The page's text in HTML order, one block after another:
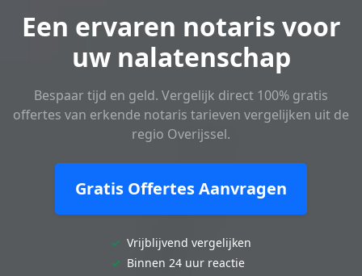
Een ervaren notaris voor
uw nalatenschap
Bespaar tijd en geld. Vergelijk direct 100% gratis
offertes van erkende notaris tarieven vergelijken uit de
regio Overijssel.
Gratis Offertes Aanvragen
✓ Vrijblijvend vergelijken
✓ Binnen 24 uur reactie